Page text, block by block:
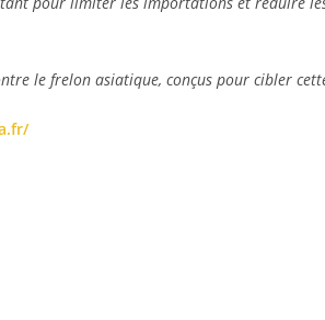
le frelon asiatique, conçus pour cibler